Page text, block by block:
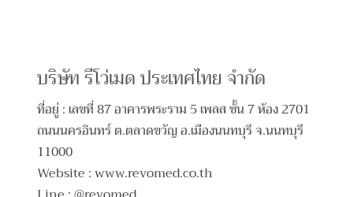
บริษัท รีโว่เมด ประเทศไทย จำกัด
ที่อยู่ : เลขที่ 87 อาคารพระราม 5 เพลส ชั้น 7 ห้อง 2701
ถนนนครอินทร์ ต.ตลาดขวัญ อ.เมืองนนทบุรี จ.นนทบุรี
11000
Website : www.revomed.co.th